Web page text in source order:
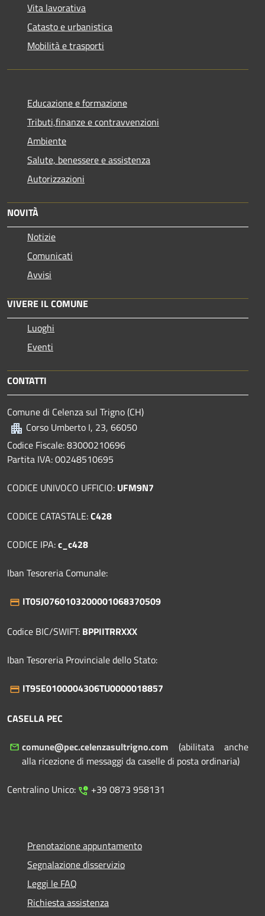
Vita lavorativa
Catasto e urbanistica
Mobilità e trasporti
Educazione e formazione
Tributi,finanze e contravvenzioni
Ambiente
Salute, benessere e assistenza
Autorizzazioni
NOVITÀ
Notizie
Comunicati
Avvisi
VIVERE IL COMUNE
Luoghi
Eventi
CONTATTI
Comune di Celenza sul Trigno (CH)
Corso Umberto I, 23, 66050
Codice Fiscale: 83000210696
Partita IVA: 00248510695
CODICE UNIVOCO UFFICIO: UFM9N7
CODICE CATASTALE:C428
CODICE IPA:c_c428
Iban Tesoreria Comunale:
IT05J0760103200001068370509
Codice BIC/SWIFT: BPPIITRRXXX
Iban Tesoreria Provinciale dello Stato:
IT95E0100004306TU0000018857
CASELLA PEC
comune@pec.celenzasultrigno.com (abilitata anche
alla ricezione di messaggi da caselle di posta ordinaria)
Centralino Unico:
+39 0873 958131
Prenotazione appuntamento
Segnalazione disservizio
Leggi le FAQ
Richiesta assistenza